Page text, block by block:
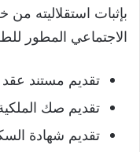
بإثبات استقلاليته
الاجتماعي المطور
تقديم مستند
تقديم صك
تقديم شهادة